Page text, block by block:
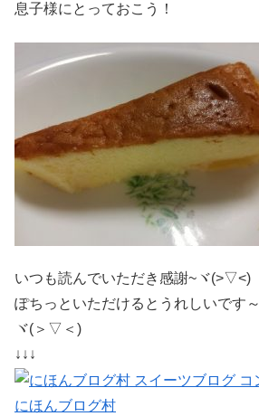
息子様にとっておこう！
いつも読んでいただき感謝~ヾ(>▽<)
ぽちっといただけるとうれしいです～
ヾ(＞▽＜)
↓↓↓
にほんブログ村